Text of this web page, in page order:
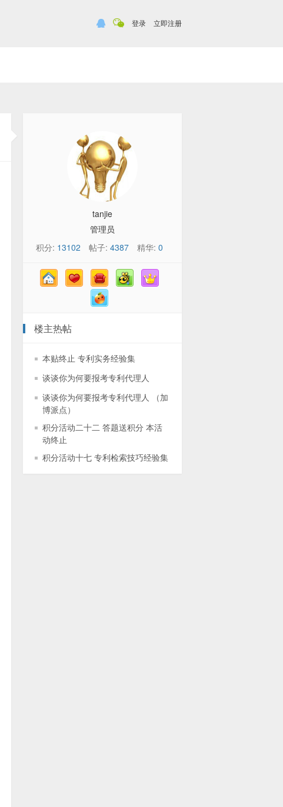
登录 立即注册
tanjie
管理员
积分: 13102 帖子: 4387 精华: 0
楼主热帖
本贴终止 专利实务经验集
谈谈你为何要报考专利代理人
谈谈你为何要报考专利代理人 （加
博派点）
积分活动二十二 答题送积分 本活
动终止
积分活动十七 专利检索技巧经验集